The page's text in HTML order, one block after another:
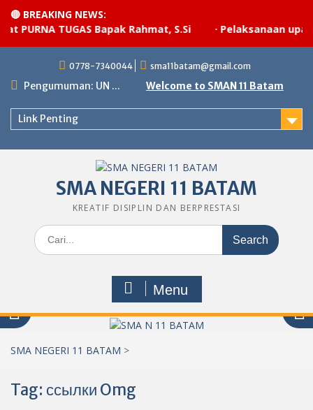
🔴 BREAKING NEWS:
TUGAS Bapak Rahmat, S.Si
·Pelaksanaan upacara
content
0778-7340044 sma11batam@gmail.com
Pengumuman: UN ... Welcome to SMAN 11 Batam
Link Penting
SMA NEGERI 11 BATAM
KREATIF DISIPLIN DAN BERPRESTASI
Search
for:
Menu
SMA NEGERI 11 BATAM >
Tag: ссылки Omg